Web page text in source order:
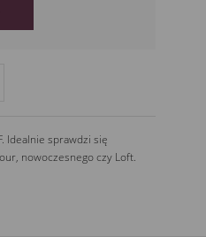
Idealnie sprawdzi się
nowoczesnego czy Loft.